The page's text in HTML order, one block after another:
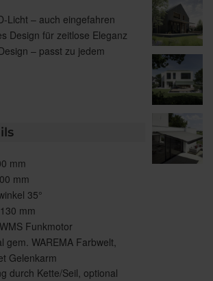
Licht – auch eingefahren
Design für zeitlose Eleganz
– passt zu jedem
mm
mm
35°
mm
Funkmotor
gem. WAREMA Farbwelt,
Gelenkarm
durch Kette/Seil, optional